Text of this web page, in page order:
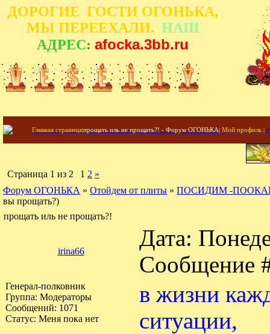
ДОРОГИЕ ГОСТИ ОГОНЬКА,
МЫ ПЕРЕЕХАЛИ. НАШ
АДРЕС: afocka.3bb.ru
Главная страница|прощать иль не прощать?! - Форум ОГОНЬКА| Мой профиль |
Страница 1 из 2 1 2 »
Форум ОГОНЬКА » Отойдем от плиты » ПОСИДИМ -
вы прощать?)
прощать иль не прощать?!
irina66
Дата:
Сообщение
Генерал-полковник
Группа: Модераторы
Сообщений: 1071
Статус: Меня пока нет
в жизни
ситуации,